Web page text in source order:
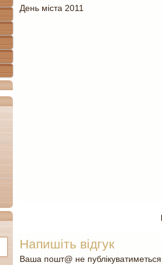
День міста 2011
Напишіть відгук
Ваша пошт@ не